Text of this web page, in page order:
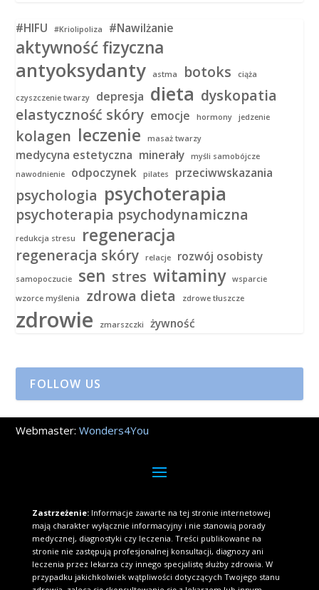
#HIFU #Kriolipoliza #Nawilżanie
aktywność fizyczna
antyoksydanty astma botoks ciąża
czyszczenie twarzy depresja dieta dyskopatia
elastyczność skóry emocje hormony jedzenie
kolagen leczenie masaż twarzy
medycyna estetyczna minerały
myśli samobójcze
nawodnienie
odpoczynek pilates przeciwwskazania
psychologia psychoterapia
psychoterapia psychodynamiczna
redukcja stresu regeneracja
regeneracja skóry relacje rozwój osobisty
samopoczucie sen stres witaminy
wsparcie
wzorce myślenia
zdrowa dieta zdrowe tłuszcze
zdrowie zmarszczki żywność
FOLLOW US
Webmaster:Wonders4You
Zastrzeżenie:Informacje zawarte na tej stronie internetowej
mają charakter wyłącznie informacyjny i nie stanowią porady
medycznej, diagnostyki czy leczenia. Treści publikowane na
stronie nie zastępują profesjonalnej konsultacji, diagnozy ani
leczenia przez lekarza czy innego specjalistę służby zdrowia. W
przypadku jakichkolwiek wątpliwości dotyczących Twojego stanu